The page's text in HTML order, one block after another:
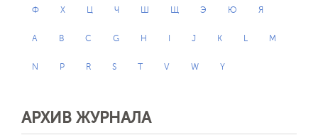
Ф Х Ц Ч Ш Щ Э Ю Я
A B C G H J K L M
N P R S T V W Y
АРХИВ ЖУРНАЛА